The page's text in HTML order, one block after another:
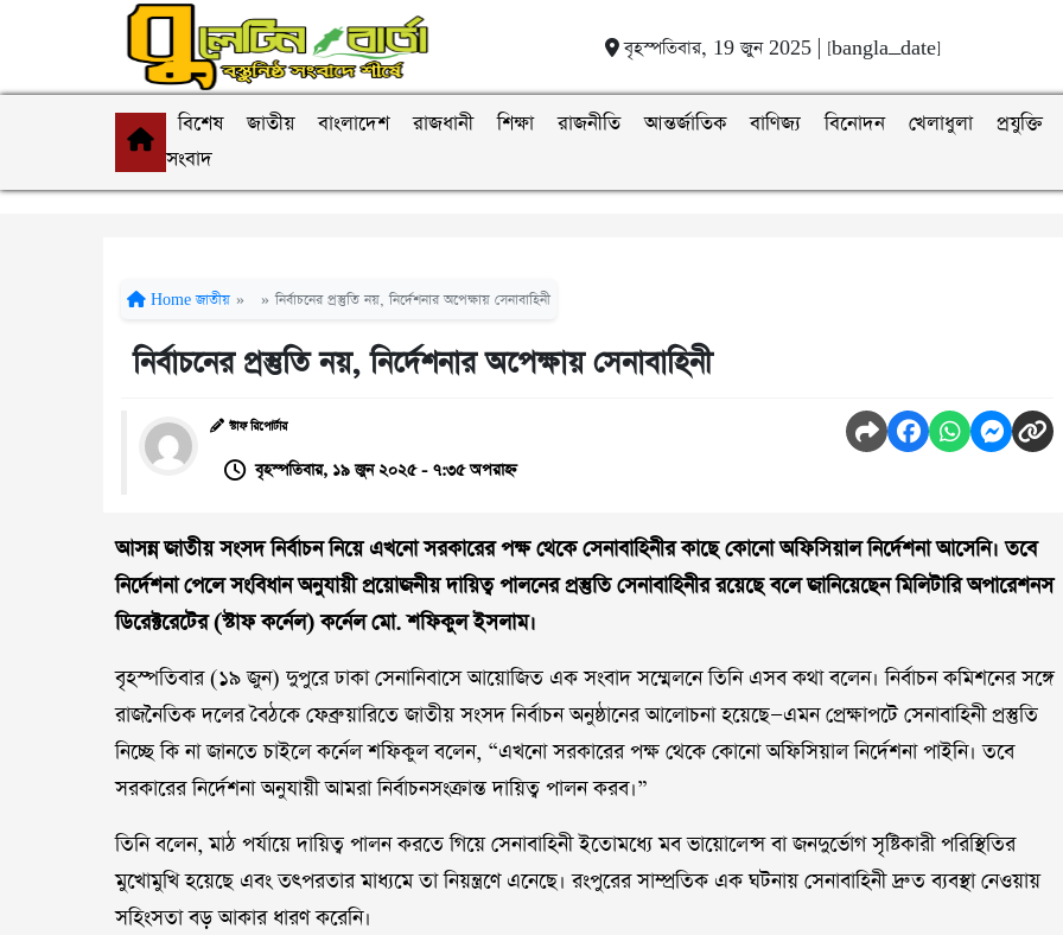
বৃহস্পতিবার, 19 জুন 2025 | [bangla_date]
বিশেষ
সংবাদ
জাতীয় বাংলাদেশ রাজধানী শিক্ষা রাজনীতি আন্তর্জাতিক বাণিজ্য বিনোদন খেলাধুলা প্রযুক্তি
Home জাতীয় » » নির্বাচনের প্রস্তুতি নয়, নির্দেশনার অপেক্ষায় সেনাবাহিনী
নির্বাচনের প্রস্তুতি নয়, নির্দেশনার অপেক্ষায় সেনাবাহিনী
স্টাফ রিপোর্টার
বৃহস্পতিবার, ১৯ জুন ২০২৫ - ৭:৩৫ অপরাহ্ন
আসন্ন জাতীয় সংসদ নির্বাচন নিয়ে এখনো সরকারের পক্ষ থেকে সেনাবাহিনীর কাছে কোনো অফিসিয়াল নির্দেশনা আসেনি। তবে
নির্দেশনা পেলে সংবিধান অনুযায়ী প্রয়োজনীয় দায়িত্ব পালনের প্রস্তুতি সেনাবাহিনীর রয়েছে বলে জানিয়েছেন মিলিটারি অপারেশনস
ডিরেক্টরেটের (স্টাফ কর্নেল) কর্নেল মো. শফিকুল ইসলাম।
বৃহস্পতিবার (১৯ জুন) দুপুরে ঢাকা সেনানিবাসে আয়োজিত এক সংবাদ সম্মেলনে তিনি এসব কথা বলেন। নির্বাচন কমিশনের সঙ্গে
রাজনৈতিক দলের বৈঠকে ফেব্রুয়ারিতে জাতীয় সংসদ নির্বাচন অনুষ্ঠানের আলোচনা হয়েছে—এমন প্রেক্ষাপটে সেনাবাহিনী প্রস্তুতি
নিচ্ছে কি না জানতে চাইলে কর্নেল শফিকুল বলেন, “এখনো সরকারের পক্ষ থেকে কোনো অফিসিয়াল নির্দেশনা পাইনি। তবে
সরকারের নির্দেশনা অনুযায়ী আমরা নির্বাচনসংক্রান্ত দায়িত্ব পালন করব।”
তিনি বলেন, মাঠ পর্যায়ে দায়িত্ব পালন করতে গিয়ে সেনাবাহিনী ইতোমধ্যে মব ভায়োলেন্স বা জনদুর্ভোগ সৃষ্টিকারী পরিস্থিতির
মুখোমুখি হয়েছে এবং তৎপরতার মাধ্যমে তা নিয়ন্ত্রণে এনেছে। রংপুরের সাম্প্রতিক এক ঘটনায় সেনাবাহিনী দ্রুত ব্যবস্থা নেওয়ায়
সহিংসতা বড় আকার ধারণ করেনি।